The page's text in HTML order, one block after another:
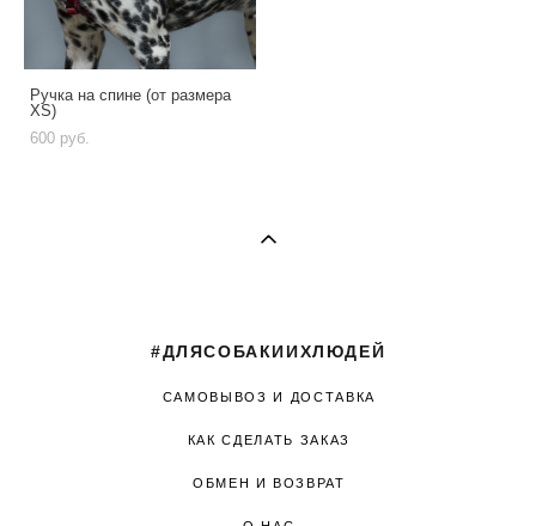
Ручка на спине (от размера
XS)
600 pуб.
#ДЛЯСОБАКИИХЛЮДЕЙ
САМОВЫВОЗ И ДОСТАВКА
КАК СДЕЛАТЬ ЗАКАЗ
ОБМЕН И ВОЗВРАТ